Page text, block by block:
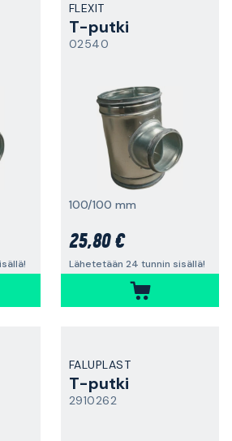
FLEXIT
T-putki
02540
100/100 mm
25,80 €
Lähetetään 24 tunnin sisällä!
FALUPLAST
T-putki
2910262